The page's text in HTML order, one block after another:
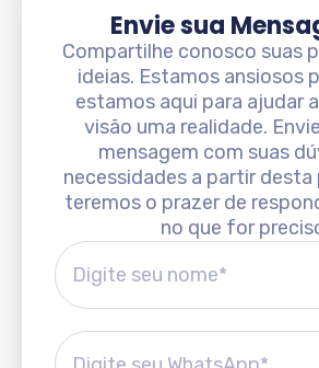
Envie sua
Compartilhe conosco suas
ideias. Estamos ansiosos
estamos aqui para ajudar
visão uma realidade.
mensagem com suas
necessidades a partir
teremos o prazer de
no que for